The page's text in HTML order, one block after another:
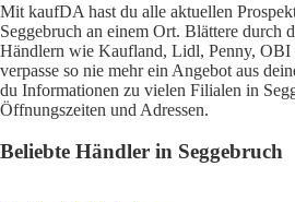
Mit kaufDA hast du alle aktuellen
Seggebruch an einem Ort. Blättere durch
Händlern wie Kaufland, Lidl, Penny, OBI
verpasse so nie mehr ein Angebot aus
du Informationen zu vielen Filialen in
Öffnungszeiten und Adressen.
Beliebte Händler in Seggebruch